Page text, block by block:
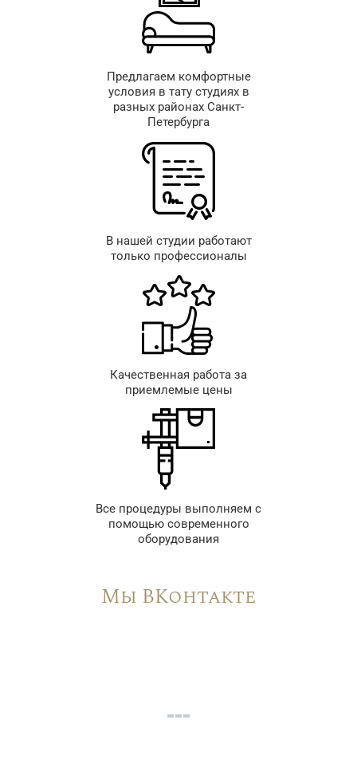
Предлагаем комфортные
условия в тату студиях в
разных районах Санкт-
Петербурга
В нашей студии работают
только профессионалы
Качественная работа за
приемлемые цены
Все процедуры выполняем с
помощью современного
оборудования
Мы ВКонтакте